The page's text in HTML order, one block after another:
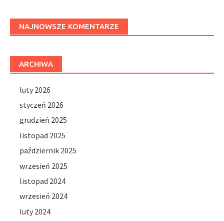
NAJNOWSZE KOMENTARZE
ARCHIWA
luty 2026
styczeń 2026
grudzień 2025
listopad 2025
październik 2025
wrzesień 2025
listopad 2024
wrzesień 2024
luty 2024